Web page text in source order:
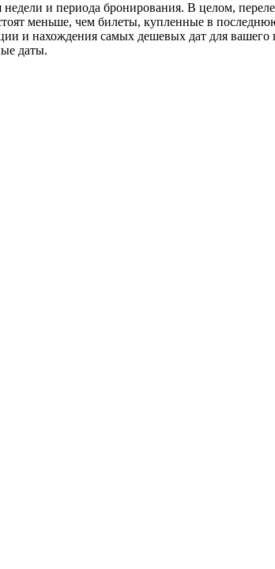
и периода бронирования. В целом,
меньше, чем билеты, купленные в
и нахождения самых дешевых дат для вашего
даты.